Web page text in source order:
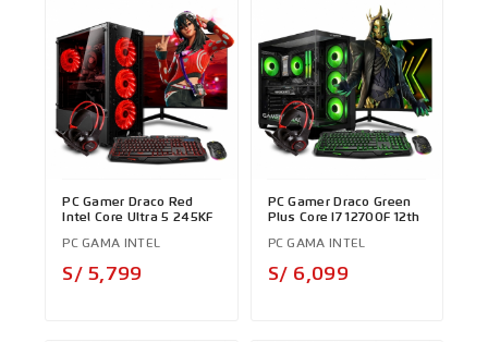
PC Gamer Draco Red
Intel Core Ultra 5 245KF
PC GAMA INTEL
S/ 5,799
PC Gamer Draco Green
Plus Core I7 12700F 12th
PC GAMA INTEL
S/ 6,099